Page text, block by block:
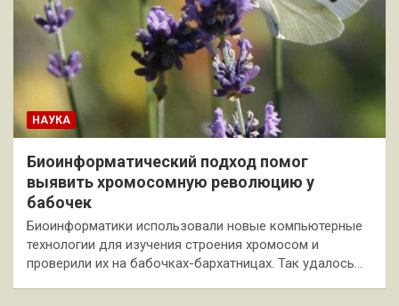
НАУКА
Биоинформатический подход помог
выявить хромосомную революцию у
бабочек
Биоинформатики использовали новые компьютерные
технологии для изучения строения хромосом и
проверили их на бабочках-бархатницах. Так удалось…